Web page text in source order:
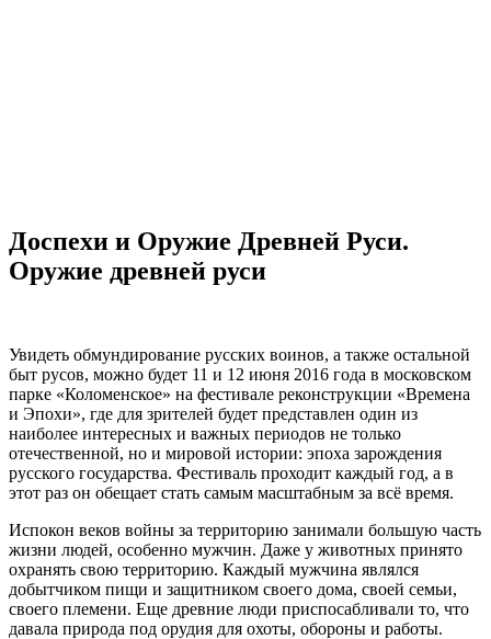
Доспехи и Оружие Древней Руси.
Оружие древней руси
Увидеть обмундирование русских воинов, а также остальной
быт русов, можно будет 11 и 12 июня 2016 года в московском
парке «Коломенское» на фестивале реконструкции «Времена
и Эпохи», где для зрителей будет представлен один из
наиболее интересных и важных периодов не только
отечественной, но и мировой истории: эпоха зарождения
русского государства. Фестиваль проходит каждый год, а в
этот раз он обещает стать самым масштабным за всё время.
Испокон веков войны за территорию занимали большую часть
жизни людей, особенно мужчин. Даже у животных принято
охранять свою территорию. Каждый мужчина являлся
добытчиком пищи и защитником своего дома, своей семьи,
своего племени. Еще древние люди приспосабливали то, что
давала природа под орудия для охоты, обороны и работы.